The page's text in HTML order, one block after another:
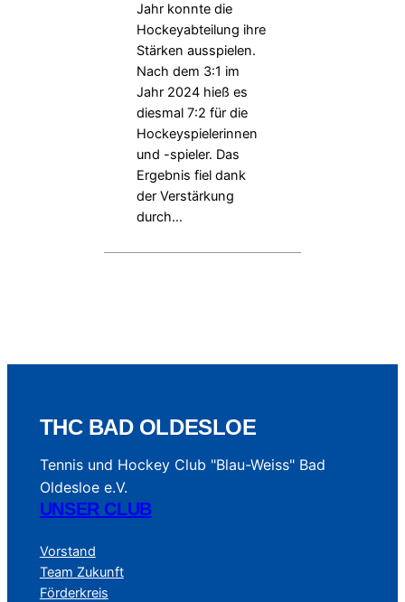
Jahr konnte die
Hockeyabteilung ihre
Stärken ausspielen.
Nach dem 3:1 im
Jahr 2024 hieß es
diesmal 7:2 für die
Hockeyspielerinnen
und -spieler. Das
Ergebnis fiel dank
der Verstärkung
durch…
THC BAD OLDESLOE
Tennis und Hockey Club "Blau-Weiss" Bad
Oldesloe e.V.
UNSER CLUB
Vorstand
Team Zukunft
Förderkreis